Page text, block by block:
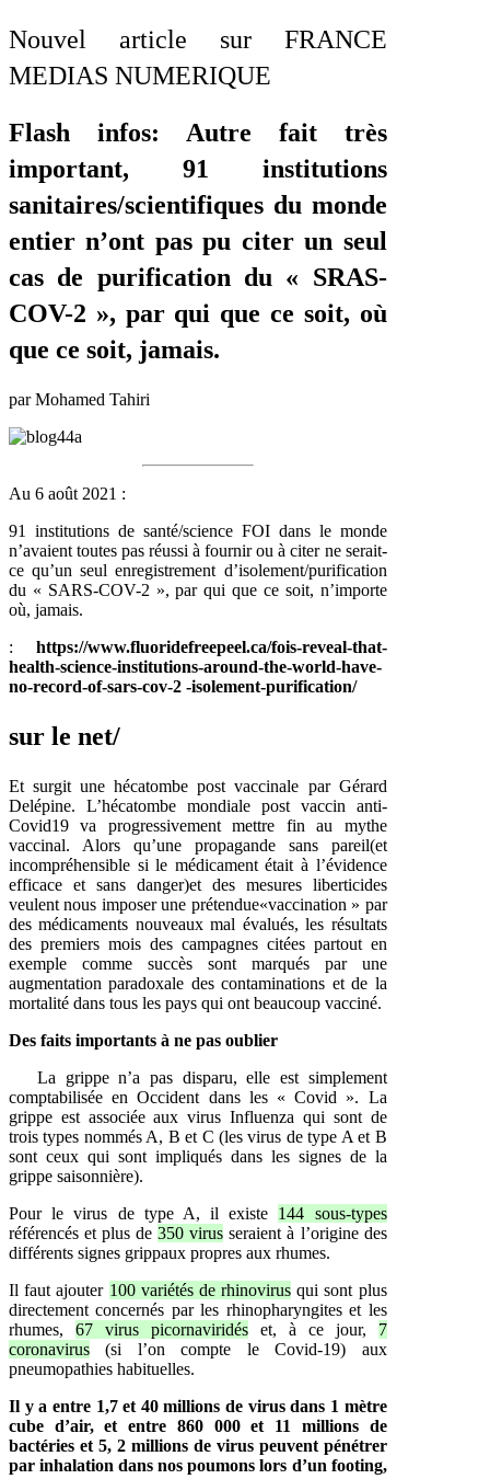
Nouvel article sur FRANCE
MEDIAS NUMERIQUE
Flash infos: Autre fait très
important, 91 institutions
sanitaires/scientifiques du monde
entier n’ont pas pu citer un seul
cas de purification du « SRAS-
COV-2 », par qui que ce soit, où
que ce soit, jamais.
par Mohamed Tahiri
Au 6 août 2021 :
91 institutions de santé/science FOI dans le monde
n’avaient toutes pas réussi à fournir ou à citer ne serait-
ce qu’un seul enregistrement d’isolement/purification
du « SARS-COV-2 », par qui que ce soit, n’importe
où, jamais.
: https://www.fluoridefreepeel.ca/fois-reveal-that-
health-science-institutions-around-the-world-have-
no-record-of-sars-cov-2 -isolement-purification/
sur le net/
Et surgit une hécatombe post vaccinale par Gérard
Delépine. L’hécatombe mondiale post vaccin anti-
Covid19 va progressivement mettre fin au mythe
vaccinal. Alors qu’une propagande sans pareil(et
incompréhensible si le médicament était à l’évidence
efficace et sans danger)et des mesures liberticides
veulent nous imposer une prétendue«vaccination » par
des médicaments nouveaux mal évalués, les résultats
des premiers mois des campagnes citées partout en
exemple comme succès sont marqués par une
augmentation paradoxale des contaminations et de la
mortalité dans tous les pays qui ont beaucoup vacciné.
Des faits importants à ne pas oublier
La grippe n’a pas disparu, elle est simplement
comptabilisée en Occident dans les « Covid ». La
grippe est associée aux virus Influenza qui sont de
trois types nommés A, B et C (les virus de type A et B
sont ceux qui sont impliqués dans les signes de la
grippe saisonnière).
Pour le virus de type A, il existe 144 sous-types
référencés et plus de350 virus seraient à l’origine des
différents signes grippaux propres aux rhumes.
Il faut ajouter 100 variétés de rhinovirus qui sont plus
directement concernés par les rhinopharyngites et les
rhumes, 67 virus picornaviridéset, à ce jour, 7
coronavirus (si l’on compte le Covid-19) aux
pneumopathies habituelles.
Il y a entre 1,7 et 40 millions de virus dans 1 mètre
cube d’air, et entre 860 000 et 11 millions de
bactéries et 5, 2 millions de virus peuvent pénétrer
par inhalation dans nos poumons lors d’un footing,